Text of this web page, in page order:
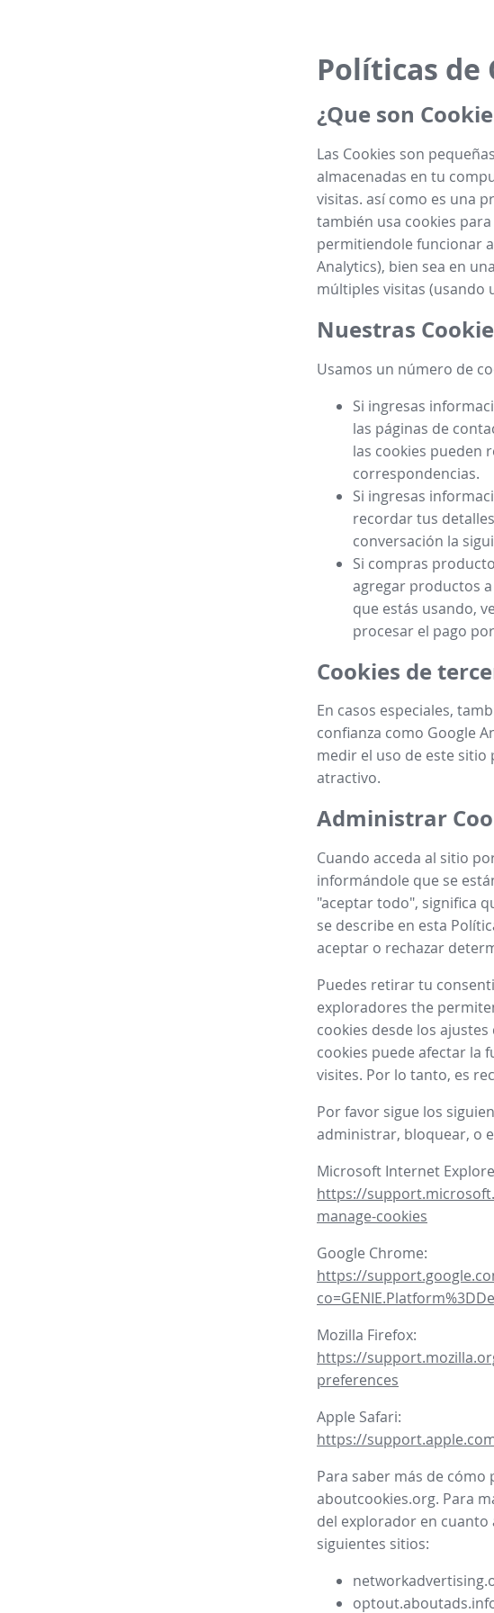
Políticas de
¿Que son
Las Cookies son
almacenadas en tu
visitas. así como es una
también usa cookies
permitiendole funcionar
Analytics), bien sea en
múltiples visitas (usando
Nuestras
Usamos un número de
Si ingresas
las páginas de
las cookies pueden
correspondencias.
Si ingresas
recordar tus
conversación la
Si compras
agregar productos
que estás usando,
procesar el pago
Cookies de
En casos especiales,
confianza como Google
medir el uso de este
atractivo.
Administrar
Cuando acceda al sitio
informándole que se
"aceptar todo", significa
se describe en esta
aceptar o rechazar
Puedes retirar tu
exploradores the
cookies desde los
cookies puede afectar la
visites. Por lo tanto, es
Por favor sigue los
administrar, bloquear, o
Microsoft Internet
https://
manage-cookies
Google Chrome:
https://
Mozilla Firefox:
https://
preferences
Apple Safari:
https://
Para saber más de
aboutcookies.org. Para
del explorador en cuanto
siguientes sitios: